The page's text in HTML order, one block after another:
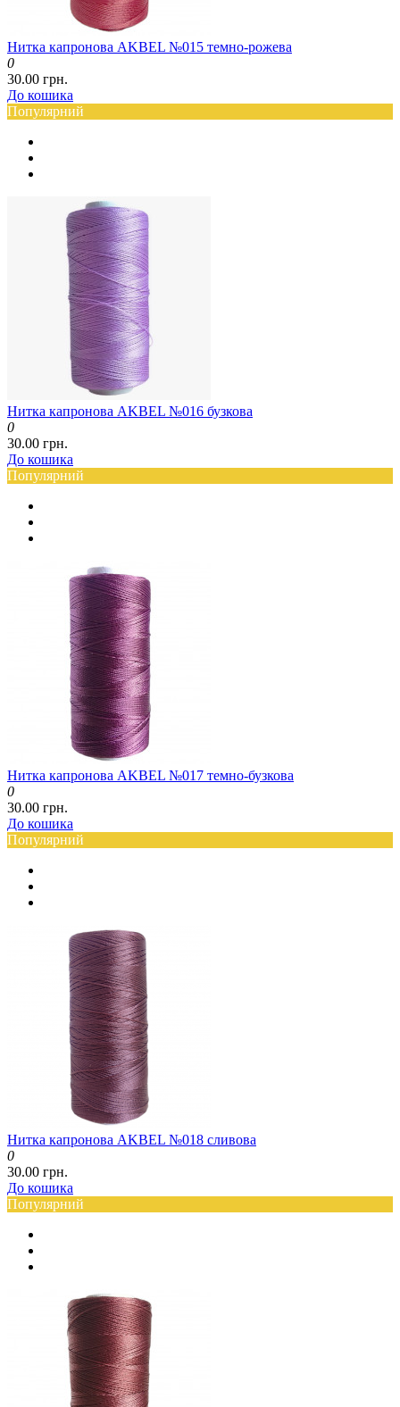
Нитка капронова AKBEL №015 темно-рожева
0
30.00 грн.
До кошика
Популярний
Нитка капронова AKBEL №016 бузкова
0
30.00 грн.
До кошика
Популярний
Нитка капронова AKBEL №017 темно-бузкова
0
30.00 грн.
До кошика
Популярний
Нитка капронова AKBEL №018 сливова
0
30.00 грн.
До кошика
Популярний